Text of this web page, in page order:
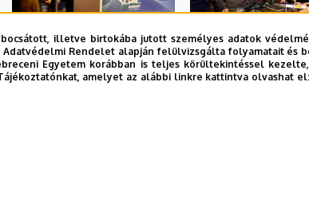
illetve birtokába jutott személyes adatok
Rendelet alapján felülvizsgálta folyamatait és
Egyetem korábban is teljes körültekintéssel
amelyet az alábbi linkre kattintva olvashat